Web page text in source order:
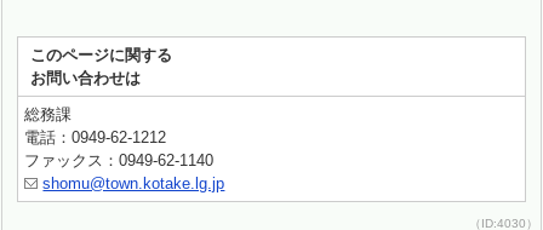
このページに関する
お問い合わせは
総務課
電話：0949-62-1212
ファックス：0949-62-1140
shomu@town.kotake.lg.jp
（ID:4030）